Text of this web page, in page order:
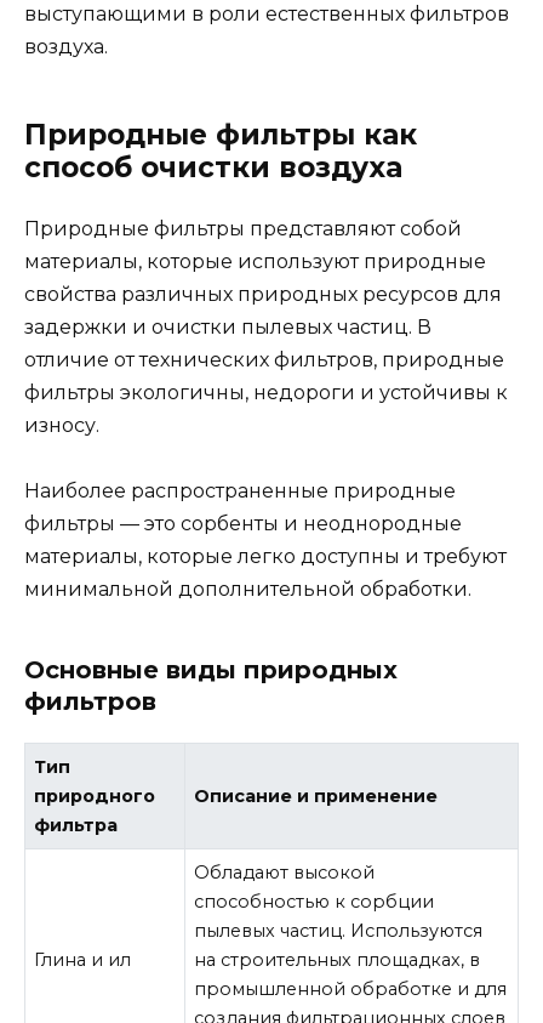
выступающими в роли естественных фильтров
воздуха.
Природные фильтры как
способ очистки воздуха
Природные фильтры представляют собой
материалы, которые используют природные
свойства различных природных ресурсов для
задержки и очистки пылевых частиц. В
отличие от технических фильтров, природные
фильтры экологичны, недороги и устойчивы к
износу.
Наиболее распространенные природные
фильтры — это сорбенты и неоднородные
материалы, которые легко доступны и требуют
минимальной дополнительной обработки.
Основные виды природных
фильтров
Тип
природного
фильтра
Описание и применение
Глина и ил
Обладают высокой
способностью к сорбции
пылевых частиц. Используются
на строительных площадках, в
промышленной обработке и для